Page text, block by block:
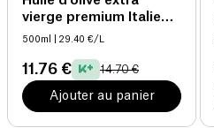
vierge premium Italie
bio
500ml | 29.40 €/L
11.76 € 14.70 €
Ajouter au panier